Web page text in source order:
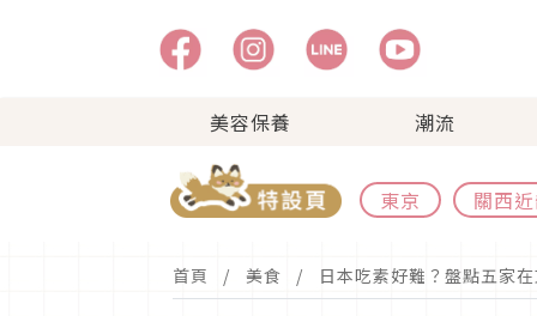
美容保養 潮流
東京 關西
首頁 美食 日本吃素好難？盤點五家